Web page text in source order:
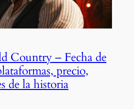
Country – Fecha de
precio,
de la historia